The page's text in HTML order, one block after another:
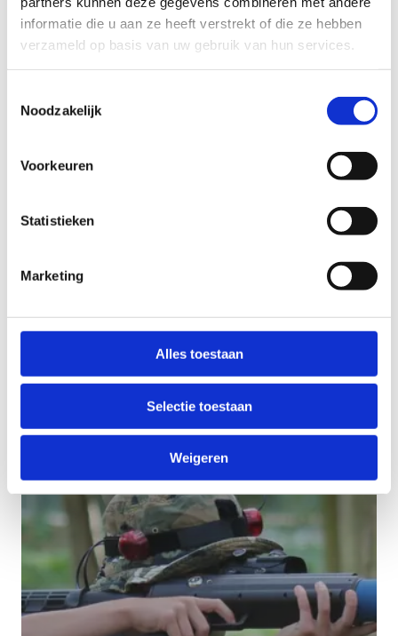
informatie die u aan ze heeft verstrekt of die ze hebben
verzameld op basis van uw gebruik van hun services.
Noodzakelijk
Voorkeuren
Statistieken
Marketing
Alles toestaan
Selectie toestaan
Weigeren
Hoogteparcours